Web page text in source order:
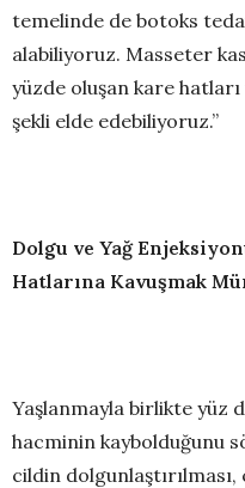
temelinde de botoks
alabiliyoruz. Masseter
yüzde oluşan kare
şekli elde edebiliyoruz.”
Dolgu ve Yağ
Hatlarına Kavuşmak
Yaşlanmayla birlikte yüz
hacminin kaybolduğunu
cildin